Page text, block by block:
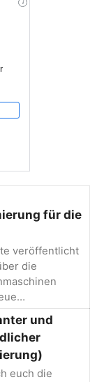
für die
veröffentlicht
die
und
euch die